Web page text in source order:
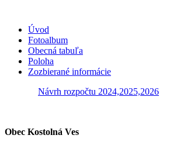
Úvod
Fotoalbum
Obecná tabuľa
Poloha
Zozbierané informácie
Návrh rozpočtu 2024,2025,2026
Obec Kostolná Ves